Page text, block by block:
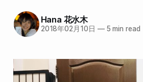
Hana 花水木
2018年02月10日 —5 min read